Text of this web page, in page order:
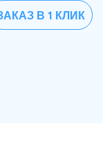
В 1 КЛИК